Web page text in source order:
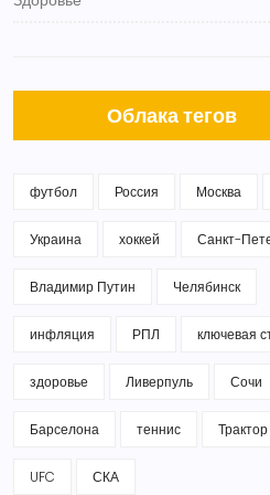
Облака тегов
футбол Россия Москва
Украина хоккей Санкт-
Владимир Путин Челябинск
инфляция РПЛ ключевая
здоровье Ливерпуль Сочи
Барселона теннис Трактор
UFC СКА